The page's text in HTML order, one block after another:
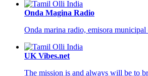
Onda Magina Radio
Onda marina radio, emisora municipal
UK Vibes.net
The mission is and always will be to